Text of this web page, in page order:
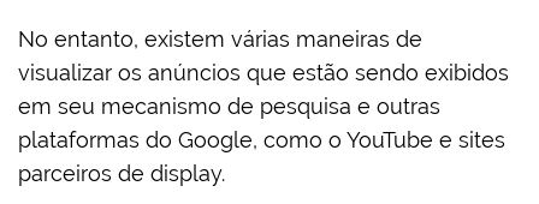
No entanto, existem várias maneiras de
visualizar os anúncios que estão sendo exibidos
em seu mecanismo de pesquisa e outras
plataformas do Google, como o YouTube e sites
parceiros de display.